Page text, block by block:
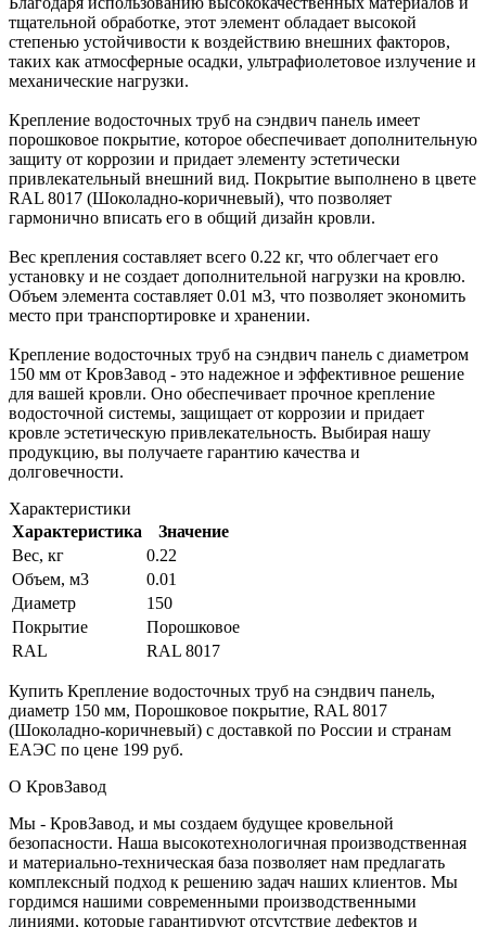
тщательной обработке, этот элемент обладает высокой
степенью устойчивости к воздействию внешних факторов,
таких как атмосферные осадки, ультрафиолетовое излучение и
механические нагрузки.
Крепление водосточных труб на сэндвич панель имеет
порошковое покрытие, которое обеспечивает дополнительную
защиту от коррозии и придает элементу эстетически
привлекательный внешний вид. Покрытие выполнено в цвете
RAL 8017 (Шоколадно-коричневый), что позволяет
гармонично вписать его в общий дизайн кровли.
Вес крепления составляет всего 0.22 кг, что облегчает его
установку и не создает дополнительной нагрузки на кровлю.
Объем элемента составляет 0.01 м3, что позволяет экономить
место при транспортировке и хранении.
Крепление водосточных труб на сэндвич панель с диаметром
150 мм от КровЗавод - это надежное и эффективное решение
для вашей кровли. Оно обеспечивает прочное крепление
водосточной системы, защищает от коррозии и придает
кровле эстетическую привлекательность. Выбирая нашу
продукцию, вы получаете гарантию качества и
долговечности.
Характеристики
Характеристика
Значение
Вес, кг
0.22
Объем, м3
0.01
Диаметр
150
Покрытие
Порошковое
RAL
RAL 8017
Купить Крепление водосточных труб на сэндвич панель,
диаметр 150 мм, Порошковое покрытие, RAL 8017
(Шоколадно-коричневый) с доставкой по России и странам
ЕАЭС по цене 199 руб.
О КровЗавод
Мы - КровЗавод, и мы создаем будущее кровельной
безопасности. Наша высокотехнологичная производственная
и материально-техническая база позволяет нам предлагать
комплексный подход к решению задач наших клиентов. Мы
гордимся нашими современными производственными
линиями, которые гарантируют отсутствие дефектов и